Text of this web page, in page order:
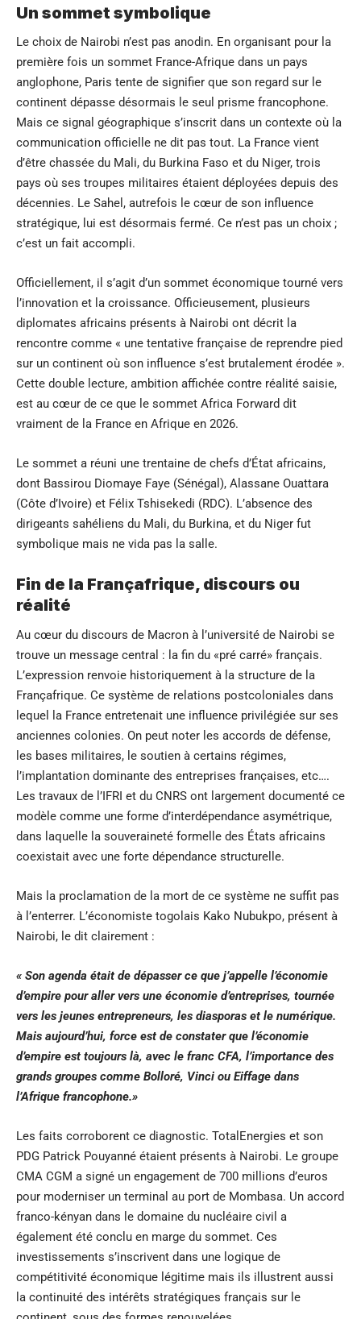
Un sommet symbolique
Le choix de Nairobi n’est pas anodin. En organisant pour la
première fois un sommet France-Afrique dans un pays
anglophone, Paris tente de signifier que son regard sur le
continent dépasse désormais le seul prisme francophone.
Mais ce signal géographique s’inscrit dans un contexte où la
communication officielle ne dit pas tout. La France vient
d’être chassée du Mali, du Burkina Faso et du Niger, trois
pays où ses troupes militaires étaient déployées depuis des
décennies. Le Sahel, autrefois le cœur de son influence
stratégique, lui est désormais fermé. Ce n’est pas un choix ;
c’est un fait accompli.
Officiellement, il s’agit d’un sommet économique tourné vers
l’innovation et la croissance. Officieusement, plusieurs
diplomates africains présents à Nairobi ont décrit la
rencontre comme « une tentative française de reprendre pied
sur un continent où son influence s’est brutalement érodée ».
Cette double lecture, ambition affichée contre réalité saisie,
est au cœur de ce que le sommet Africa Forward dit
vraiment de la France en Afrique en 2026.
Le sommet a réuni une trentaine de chefs d’État africains,
dont Bassirou Diomaye Faye (Sénégal), Alassane Ouattara
(Côte d’Ivoire) et Félix Tshisekedi (RDC). L’absence des
dirigeants sahéliens du Mali, du Burkina, et du Niger fut
symbolique mais ne vida pas la salle.
Fin de la Françafrique, discours ou
réalité
Au cœur du discours de Macron à l’université de Nairobi se
trouve un message central : la fin du «pré carré» français.
L’expression renvoie historiquement à la structure de la
Françafrique. Ce système de relations postcoloniales dans
lequel la France entretenait une influence privilégiée sur ses
anciennes colonies. On peut noter les accords de défense,
les bases militaires, le soutien à certains régimes,
l’implantation dominante des entreprises françaises, etc….
Les travaux de l’IFRI et du CNRS ont largement documenté ce
modèle comme une forme d’interdépendance asymétrique,
dans laquelle la souveraineté formelle des États africains
coexistait avec une forte dépendance structurelle.
Mais la proclamation de la mort de ce système ne suffit pas
à l’enterrer. L’économiste togolais Kako Nubukpo, présent à
Nairobi, le dit clairement :
« Son agenda était de dépasser ce que j’appelle l’économie
d’empire pour aller vers une économie d’entreprises, tournée
vers les jeunes entrepreneurs, les diasporas et le numérique.
Mais aujourd’hui, force est de constater que l’économie
d’empire est toujours là, avec le franc CFA, l’importance des
grands groupes comme Bolloré, Vinci ou Eiffage dans
l’Afrique francophone.»
Les faits corroborent ce diagnostic. TotalEnergies et son
PDG Patrick Pouyanné étaient présents à Nairobi. Le groupe
CMA CGM a signé un engagement de 700 millions d’euros
pour moderniser un terminal au port de Mombasa. Un accord
franco-kényan dans le domaine du nucléaire civil a
également été conclu en marge du sommet. Ces
investissements s’inscrivent dans une logique de
compétitivité économique légitime mais ils illustrent aussi
la continuité des intérêts stratégiques français sur le